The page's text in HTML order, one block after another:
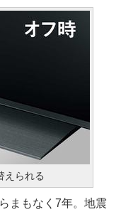
えられる
まもなく7年。地震